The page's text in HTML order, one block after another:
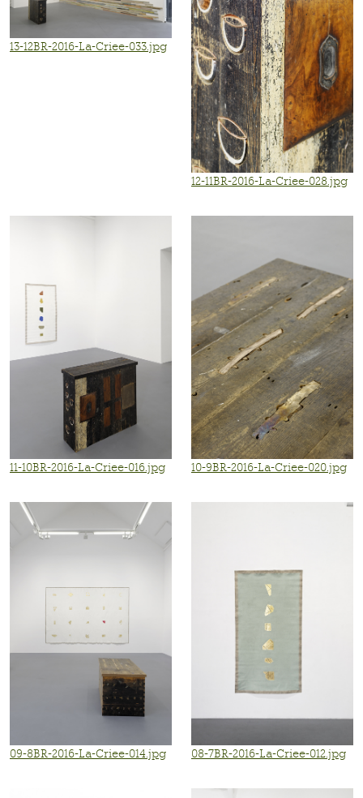
13-12BR-2016-La-Criee-033.jpg
12-11BR-2016-La-Criee-028.jpg
11-10BR-2016-La-Criee-016.jpg 10-9BR-2016-La-Criee-020.jpg
09-8BR-2016-La-Criee-014.jpg 08-7BR-2016-La-Criee-012.jpg